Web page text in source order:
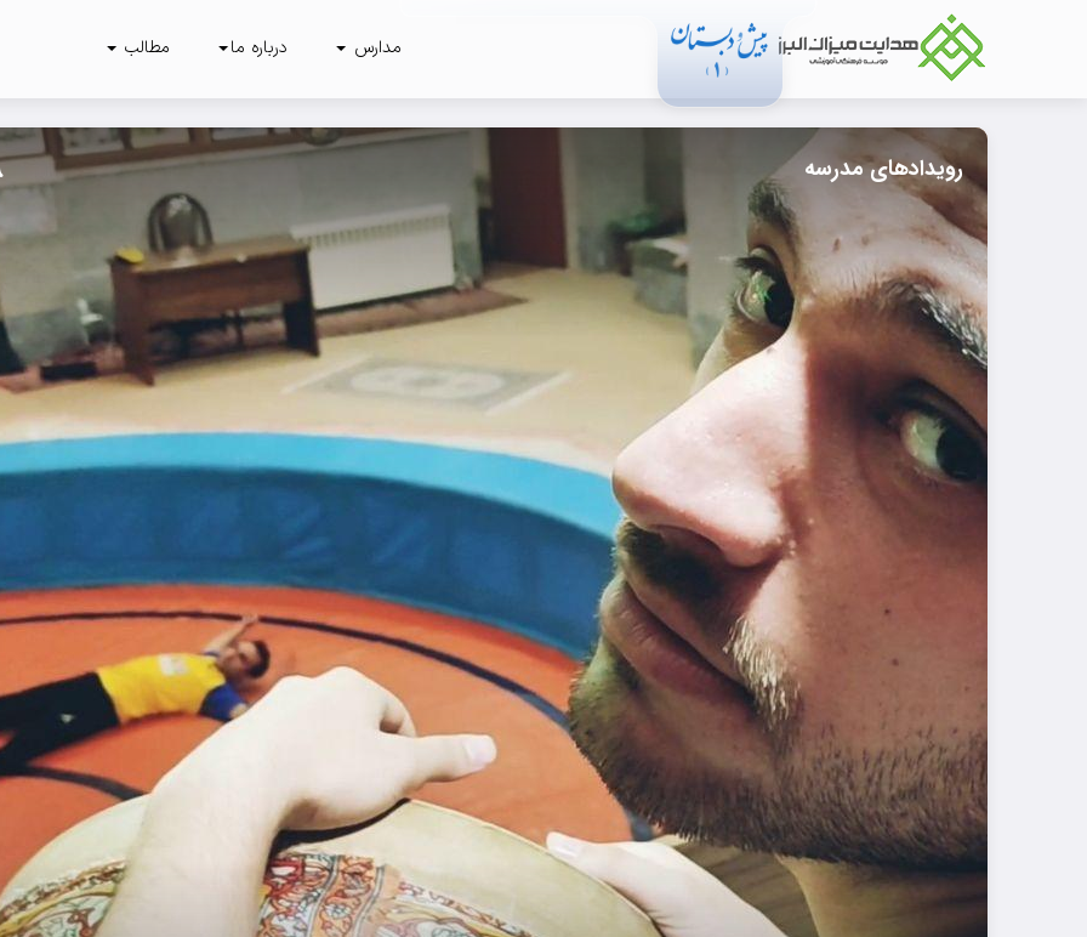
مدارس درباره ما مطالب
رویدادهای مدرسه